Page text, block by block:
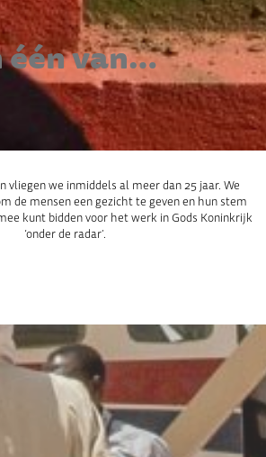
één van…
vliegen we inmiddels al meer dan 25 jaar. We
de mensen een gezicht te geven en hun stem
kunt bidden voor het werk in Gods Koninkrijk
‘onder de radar’.